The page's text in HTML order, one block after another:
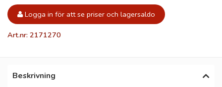
Logga in för att se priser och lagersaldo
Art.nr: 2171270
Beskrivning